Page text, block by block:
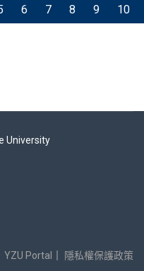
第 4 頁 共 14 頁
6 7 8 9 10
University
YZU Portal 隱私權保護政策